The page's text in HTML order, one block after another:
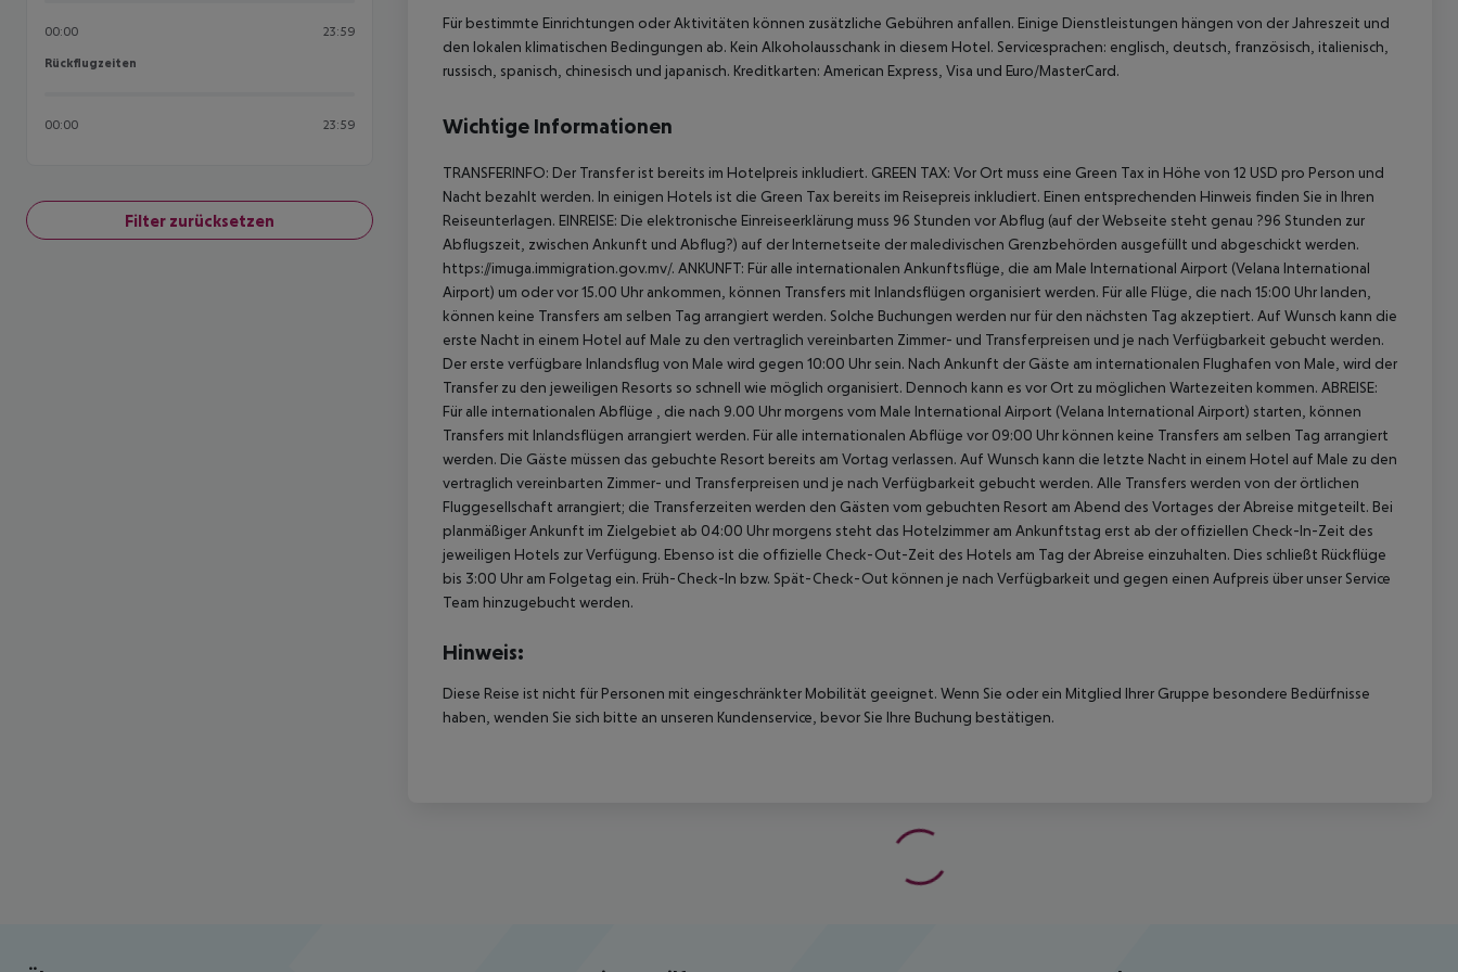
00:00 23:59
Rückflugzeiten
Rückflugzeiten
00:00 23:59
Filter zurücksetzen
Für bestimmte Einrichtungen oder Aktivitäten können zusätzliche Gebühren anfallen. Einige Dienstleistungen hängen von der Jahreszeit und
den lokalen klimatischen Bedingungen ab. Kein Alkoholausschank in diesem Hotel. Servicesprachen: englisch, deutsch, französisch, italienisch,
russisch, spanisch, chinesisch und japanisch. Kreditkarten: American Express, Visa und Euro/MasterCard.
Wichtige Informationen
TRANSFERINFO: Der Transfer ist bereits im Hotelpreis inkludiert. GREEN TAX: Vor Ort muss eine Green Tax in Höhe von 12 USD pro Person und
Nacht bezahlt werden. In einigen Hotels ist die Green Tax bereits im Reisepreis inkludiert. Einen entsprechenden Hinweis finden Sie in Ihren
Reiseunterlagen. EINREISE: Die elektronische Einreiseerklärung muss 96 Stunden vor Abflug (auf der Webseite steht genau ?96 Stunden zur
Abflugszeit, zwischen Ankunft und Abflug?) auf der Internetseite der maledivischen Grenzbehörden ausgefüllt und abgeschickt werden.
https://imuga.immigration.gov.mv/. ANKUNFT: Für alle internationalen Ankunftsflüge, die am Male International Airport (Velana International
Airport) um oder vor 15.00 Uhr ankommen, können Transfers mit Inlandsflügen organisiert werden. Für alle Flüge, die nach 15:00 Uhr landen,
können keine Transfers am selben Tag arrangiert werden. Solche Buchungen werden nur für den nächsten Tag akzeptiert. Auf Wunsch kann die
erste Nacht in einem Hotel auf Male zu den vertraglich vereinbarten Zimmer- und Transferpreisen und je nach Verfügbarkeit gebucht werden.
Der erste verfügbare Inlandsflug von Male wird gegen 10:00 Uhr sein. Nach Ankunft der Gäste am internationalen Flughafen von Male, wird der
Transfer zu den jeweiligen Resorts so schnell wie möglich organisiert. Dennoch kann es vor Ort zu möglichen Wartezeiten kommen. ABREISE:
Für alle internationalen Abflüge , die nach 9.00 Uhr morgens vom Male International Airport (Velana International Airport) starten, können
Transfers mit Inlandsflügen arrangiert werden. Für alle internationalen Abflüge vor 09:00 Uhr können keine Transfers am selben Tag arrangiert
werden. Die Gäste müssen das gebuchte Resort bereits am Vortag verlassen. Auf Wunsch kann die letzte Nacht in einem Hotel auf Male zu den
vertraglich vereinbarten Zimmer- und Transferpreisen und je nach Verfügbarkeit gebucht werden. Alle Transfers werden von der örtlichen
Fluggesellschaft arrangiert; die Transferzeiten werden den Gästen vom gebuchten Resort am Abend des Vortages der Abreise mitgeteilt. Bei
planmäßiger Ankunft im Zielgebiet ab 04:00 Uhr morgens steht das Hotelzimmer am Ankunftstag erst ab der offiziellen Check-In-Zeit des
jeweiligen Hotels zur Verfügung. Ebenso ist die offizielle Check-Out-Zeit des Hotels am Tag der Abreise einzuhalten. Dies schließt Rückflüge
bis 3:00 Uhr am Folgetag ein. Früh-Check-In bzw. Spät-Check-Out können je nach Verfügbarkeit und gegen einen Aufpreis über unser Service
Team hinzugebucht werden.
Hinweis:
Diese Reise ist nicht für Personen mit eingeschränkter Mobilität geeignet. Wenn Sie oder ein Mitglied Ihrer Gruppe besondere Bedürfnisse
haben, wenden Sie sich bitte an unseren Kundenservice, bevor Sie Ihre Buchung bestätigen.